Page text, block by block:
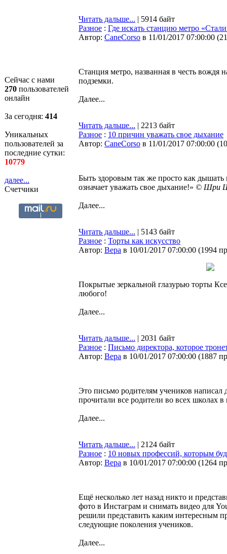
Сейчас с нами
270 пользователей
онлайн
За сегодня: 414
Уникальных
пользователей за
последние сутки:
10779
далее...
Счетчики
Читать дальше... | 5914 байт
Разное : Где искать станцию метро
Автор: CaneCorso в 11/01/2017 07:00:00 (
Станция метро, названная в честь вождя
подземки.
Далее...
Читать дальше... | 2213 байт
Разное : 10 причин уважать свое дыхание
Автор: CaneCorso в 11/01/2017 07:00:00 (
Быть здоровым так же просто как
означает уважать свое дыхание!» © Шри
Далее...
Читать дальше... | 5143 байт
Разное : Торты как искусство
Автор: Bepa в 10/01/2017 07:00:00 (1994
Покрытые зеркальной глазурью торты
любого!
Далее...
Читать дальше... | 2031 байт
Разное : Письмо директора, которое
Автор: Bepa в 10/01/2017 07:00:00 (1887
Это письмо родителям учеников написал
прочитали все родители во всех школах в
Далее...
Читать дальше... | 2124 байт
Разное : 10 новых профессий, которым
Автор: Bepa в 10/01/2017 07:00:00 (1264
Ещё несколько лет назад никто и
фото в Инстаграм и снимать видео для
решили представить каким интересным
следующие поколения учеников.
Далее...